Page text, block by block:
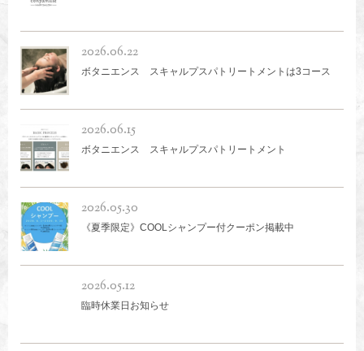
2026.06.22
ボタニエンス スキャルプスパトリートメントは3コース
2026.06.15
ボタニエンス スキャルプスパトリートメント
2026.05.30
《夏季限定》COOLシャンプー付クーポン掲載中
2026.05.12
臨時休業日お知らせ